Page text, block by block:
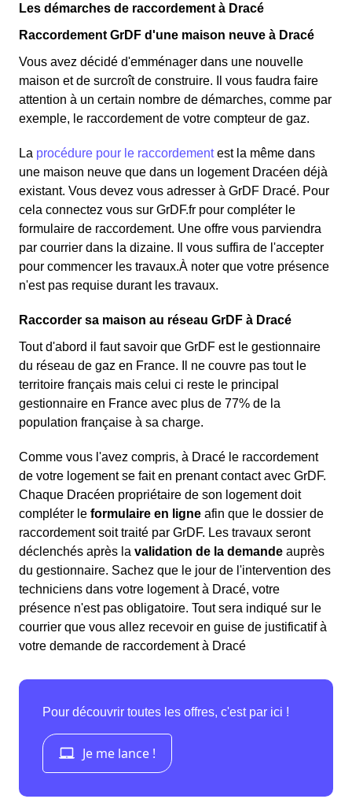
Les démarches de raccordement à Dracé
Raccordement GrDF d'une maison neuve à Dracé
Vous avez décidé d'emménager dans une nouvelle
maison et de surcroît de construire. Il vous faudra faire
attention à un certain nombre de démarches, comme par
exemple, le raccordement de votre compteur de gaz.
La procédure pour le raccordementest la même dans
une maison neuve que dans un logement Dracéen déjà
existant. Vous devez vous adresser à GrDF Dracé. Pour
cela connectez vous sur GrDF.fr pour compléter le
formulaire de raccordement. Une offre vous parviendra
par courrier dans la dizaine. Il vous suffira de l'accepter
pour commencer les travaux.À noter que votre présence
n'est pas requise durant les travaux.
Raccorder sa maison au réseau GrDF à Dracé
Tout d'abord il faut savoir que GrDF est le gestionnaire
du réseau de gaz en France. Il ne couvre pas tout le
territoire français mais celui ci reste le principal
gestionnaire en France avec plus de 77% de la
population française à sa charge.
Comme vous l'avez compris, à Dracé le raccordement
de votre logement se fait en prenant contact avec GrDF.
Chaque Dracéen propriétaire de son logement doit
compléter le formulaire en ligne afin que le dossier de
raccordement soit traité par GrDF. Les travaux seront
déclenchés après la validation de la demande auprès
du gestionnaire. Sachez que le jour de l'intervention des
techniciens dans votre logement à Dracé, votre
présence n'est pas obligatoire. Tout sera indiqué sur le
courrier que vous allez recevoir en guise de justificatif à
votre demande de raccordement à Dracé